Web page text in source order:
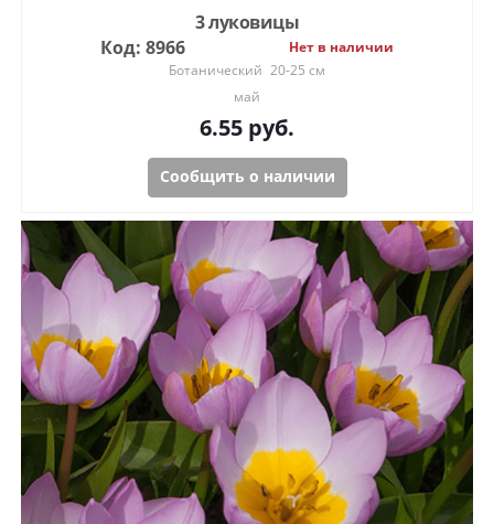
3 луковицы
Код: 8966
Нет в наличии
Ботанический 20-25 см
май
6.55 руб.
Сообщить о наличии